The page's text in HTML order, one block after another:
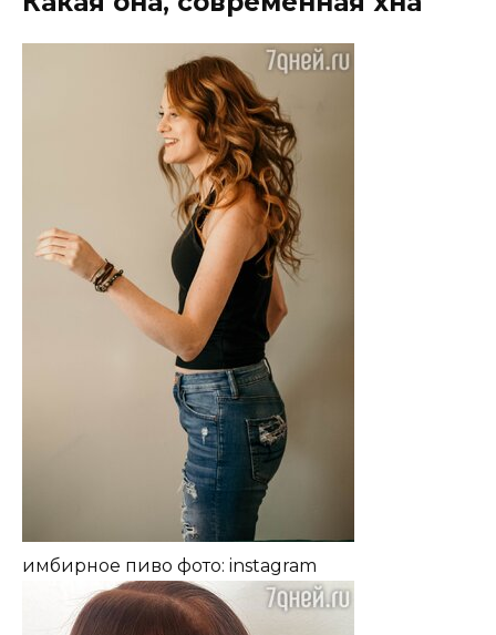
имбирное пиво фото: instagram